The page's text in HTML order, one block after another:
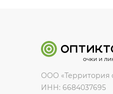
ООО «Территория
ИНН: 6684037695